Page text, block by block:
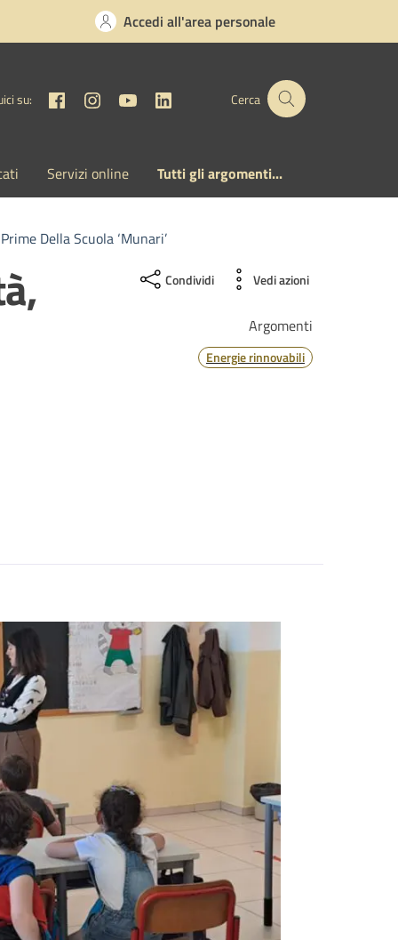
Accedi all'area personale
su: FacebookInstagram
YouTubeLinkedinCerca
Servizi online Tutti gli argomenti...
Della Scuola ‘Munari’
Condividi Vedi azioni
Argomenti
Energie rinnovabili